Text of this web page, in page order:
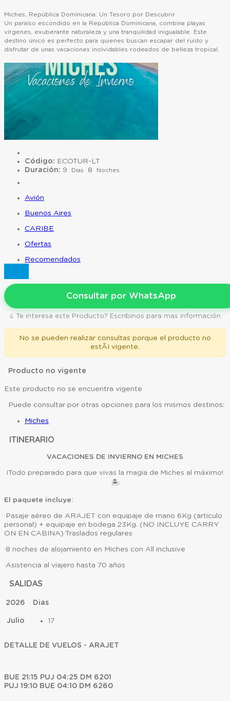
Miches, República Dominicana: Un Tesoro por Descubrir
Un paraíso escondido en la República Dominicana, combina playas
vírgenes, exuberante naturaleza y una tranquilidad inigualable. Este
destino único es perfecto para quienes buscan escapar del ruido y
disfrutar de unas vacaciones inolvidables rodeados de belleza tropical.
Código: ECOTUR-LT
Duración: 9 Dias 8 Noches
Avión
Buenos Aires
CARIBE
Ofertas
Recomendados
Consultar por WhatsApp
¿ Te interesa este Producto? Escribinos para mas información
No se pueden realizar consultas porque el producto no
estÃ¡ vigente.
Producto no vigente
Este producto no se encuentra vigente
Puede consultar por otras opciones para los mismos destinos:
Miches
ITINERARIO
VACACIONES DE INVIERNO EN MICHES
¡Todo preparado para que vivas la magia de Miches al máximo!
🏝️
El paquete incluye:
·Pasaje aéreo de ARAJET con equipaje de mano 6Kg (articulo
personal) + equipaje en bodega 23Kg. (NO INCLUYE CARRY
ON EN CABINA)·Traslados regulares
·8 noches de alojamiento en Miches con All inclusive
·Asistencia al viajero hasta 70 años
SALIDAS
2026 Dias
Julio 17
DETALLE DE VUELOS - ARAJET
BUE 21:15 PUJ 04:25 DM 6201
PUJ 19:10 BUE 04:10 DM 6260